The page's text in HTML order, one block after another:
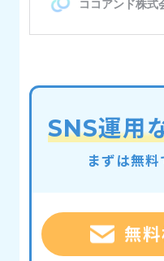
SNS運用
まずは無
無